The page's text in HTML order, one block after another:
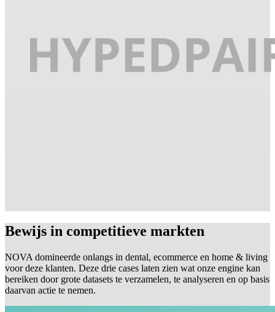
Bewijs in competitieve markten
NOVA domineerde onlangs in dental, ecommerce en home & living
voor deze klanten. Deze drie cases laten zien wat onze engine kan
bereiken door grote datasets te verzamelen, te analyseren en op basis
daarvan actie te nemen.